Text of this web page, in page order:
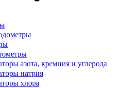
азота, кремния и углерода
натрия
хлора